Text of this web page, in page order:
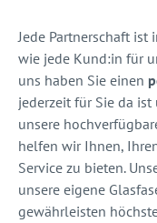
Jede Partnerschaft
wie jede Kund:in für
uns haben Sie einen
jederzeit für Sie da
unsere
helfen wir Ihnen,
Service zu bieten.
unsere eigene
gewährleisten